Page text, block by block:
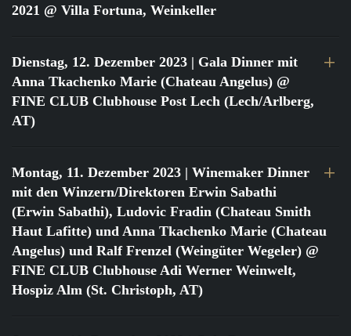
2021 @ Villa Fortuna, Weinkeller
Dienstag, 12. Dezember 2023 | Gala Dinner mit
Anna Tkachenko Marie (Chateau Angelus) @
FINE CLUB Clubhouse Post Lech (Lech/Arlberg,
AT)
Montag, 11. Dezember 2023 | Winemaker Dinner
mit den Winzern/Direktoren Erwin Sabathi
(Erwin Sabathi), Ludovic Fradin (Chateau Smith
Haut Lafitte) und Anna Tkachenko Marie (Chateau
Angelus) und Ralf Frenzel (Weingüter Wegeler) @
FINE CLUB Clubhouse Adi Werner Weinwelt,
Hospiz Alm (St. Christoph, AT)